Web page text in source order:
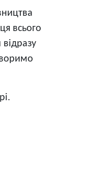
всього